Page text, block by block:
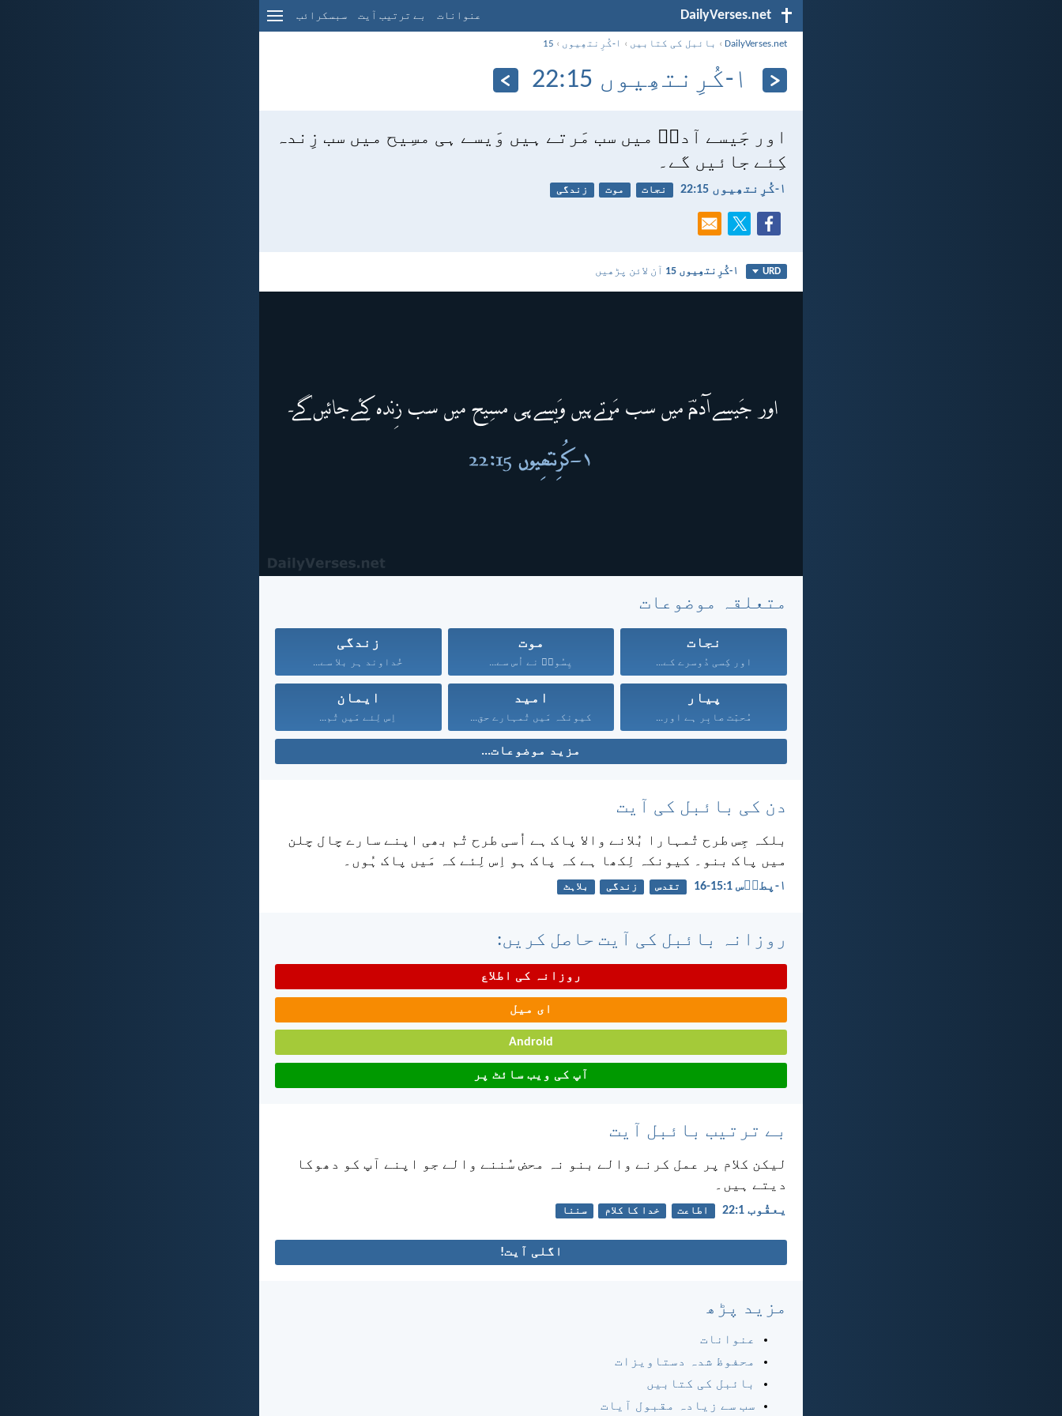
DailyVerses.net عنوانات بے ترتیب آیت سبسکرائب
DailyVerses.net
› بائبل کی کتابیں › ۱-کُرِنتھِیوں ›
15
۱-کُرِنتھِیوں 15:‏22
اور جَیسے آدمؔ میں سب مَرتے ہیں وَیسے ہی مسِیح میں سب زِندہ
کِئے جائیں گے۔
۱-کُرِنتھِیوں 15:‏22 نجات موت زندگی
URD ۱-کُرِنتھِیوں 15 آن لائن پڑھیں
متعلقہ موضوعات
نجات
اور کِسی دُوسرے کے...
موت
یِسُوعؔ نے اُس سے...
زندگی
خُداوند ہر بلا سے...
پیار
مُحبّت صابِر ہے اور...
امید
کیونکہ مَیں تُمہارے حق...
ایمان
اِس لِئے مَیں تُم...
مزید موضوعات...
دن کی بائبل کی آیت
بلکہ جِس طرح تُمہارا بُلانے والا پاک ہے اُسی طرح تُم بھی اپنے سارے چال چلن
میں پاک بنو۔ کیونکہ لِکھا ہے کہ پاک ہو اِس لِئے کہ مَیں پاک ہُوں۔
۱-پطرؔس 1:‏15-‏16 تقدس زندگی بلاہٹ
روزانہ بائبل کی آیت حاصل کریں:
روزانہ کی اطلاع
ای میل
Android
آپ کی ویب سائٹ پر
بے ترتیب بائبل آیت
لیکن کلام پر عمل کرنے والے بنو نہ محض سُننے والے جو اپنے آپ کو دھوکا
دیتے ہیں۔
یعقُوب 1:‏22 اطاعت خدا کا کلام سننا
اگلی آیت!
مزید پڑھ
عنوانات
محفوظ شدہ دستاویزات
بائبل کی کتابیں
سب سے زیادہ مقبول آیات